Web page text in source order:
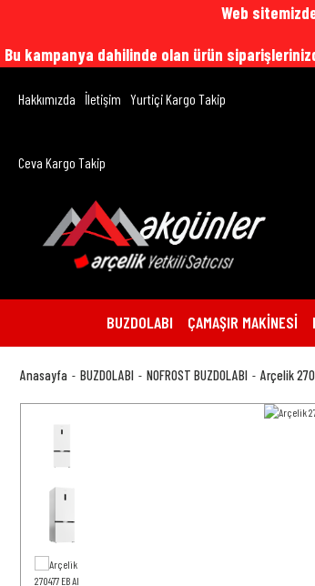
Web
Bu kampanya dahilinde olan ürün
Hakkımızda İletişim Yurtiçi Kargo Takip
Ceva Kargo Takip
BUZDOLABI ÇAMAŞIR MAKİNESİ
Anasayfa BUZDOLABI NOFROST BUZDOLABI Arçelik